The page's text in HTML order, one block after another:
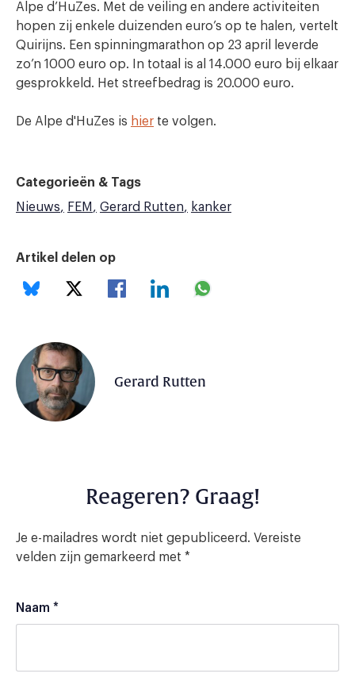
Alpe d’HuZes. Met de veiling en andere activiteiten
hopen zij enkele duizenden euro’s op te halen, vertelt
Quirijns. Een spinningmarathon op 23 april leverde
zo’n 1000 euro op. In totaal is al 14.000 euro bij elkaar
gesprokkeld. Het streefbedrag is 20.000 euro.
De Alpe d'HuZes is hier te volgen.
Categorieën & Tags
Nieuws
FEM Gerard Rutten kanker
Artikel delen op
Gerard Rutten
Reageren? Graag!
Je e-mailadres wordt niet gepubliceerd. Vereiste
velden zijn gemarkeerd met *
Naam *